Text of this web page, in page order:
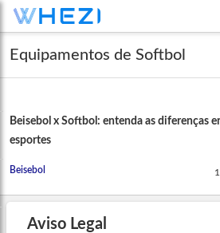
Equipamentos de Softbol
Beisebol x Softbol: entenda as diferenças
esportes
Beisebol
Aviso Legal